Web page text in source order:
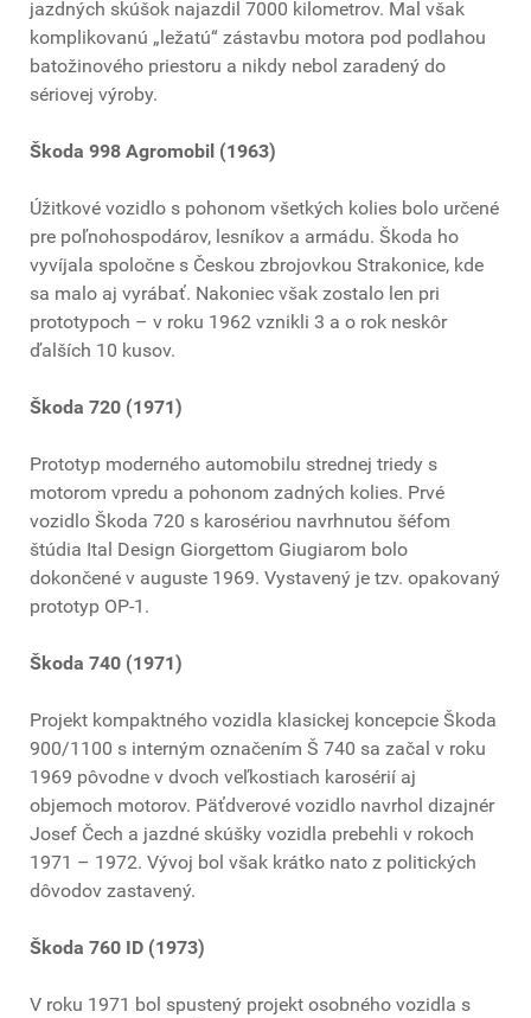
jazdných skúšok najazdil 7000 kilometrov. Mal však
komplikovanú „ležatú“ zástavbu motora pod podlahou
batožinového priestoru a nikdy nebol zaradený do
sériovej výroby.
Škoda 998 Agromobil (1963)
Úžitkové vozidlo s pohonom všetkých kolies bolo určené
pre poľnohospodárov, lesníkov a armádu. Škoda ho
vyvíjala spoločne s Českou zbrojovkou Strakonice, kde
sa malo aj vyrábať. Nakoniec však zostalo len pri
prototypoch – v roku 1962 vznikli 3 a o rok neskôr
ďalších 10 kusov.
Škoda 720 (1971)
Prototyp moderného automobilu strednej triedy s
motorom vpredu a pohonom zadných kolies. Prvé
vozidlo Škoda 720 s karosériou navrhnutou šéfom
štúdia Ital Design Giorgettom Giugiarom bolo
dokončené v auguste 1969. Vystavený je tzv. opakovaný
prototyp OP-1.
Škoda 740 (1971)
Projekt kompaktného vozidla klasickej koncepcie Škoda
900/1100 s interným označením Š 740 sa začal v roku
1969 pôvodne v dvoch veľkostiach karosérií aj
objemoch motorov. Päťdverové vozidlo navrhol dizajnér
Josef Čech a jazdné skúšky vozidla prebehli v rokoch
1971 – 1972. Vývoj bol však krátko nato z politických
dôvodov zastavený.
Škoda 760 ID (1973)
V roku 1971 bol spustený projekt osobného vozidla s